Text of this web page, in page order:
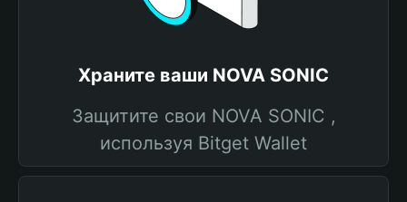
Храните ваши NOVA SONIC
Защитите свои NOVA SONIC ,
используя Bitget Wallet